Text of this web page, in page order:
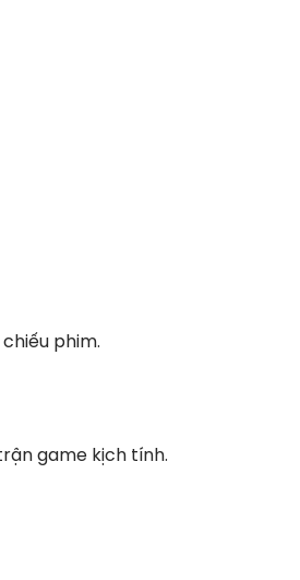
phim.
game kịch tính.